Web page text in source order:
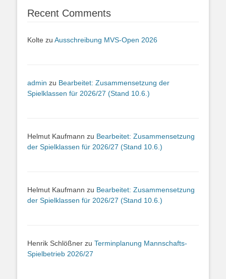
Recent Comments
Kolte zu Ausschreibung MVS-Open 2026
admin zu Bearbeitet: Zusammensetzung der
Spielklassen für 2026/27 (Stand 10.6.)
Helmut Kaufmann zu Bearbeitet: Zusammensetzung
der Spielklassen für 2026/27 (Stand 10.6.)
Helmut Kaufmann zu Bearbeitet: Zusammensetzung
der Spielklassen für 2026/27 (Stand 10.6.)
Henrik Schlößner zu Terminplanung Mannschafts-
Spielbetrieb 2026/27